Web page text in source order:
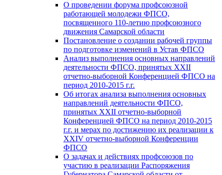
О проведении форума профсоюзной
работающей молодежи ФПСО,
посвященного 110-летию профсоюзного
движения Самарской области
Постановление о создании рабочей группы
по подготовке изменений в Устав ФПСО
Анализ выполнения основных направлений
деятельности ФПСО, принятых XXII
отчетно-выборной Конференцией ФПСО на
период 2010-2015 г.г.
Об итогах анализа выполнения основных
направлений деятельности ФПСО,
принятых XXII отчетно-выборной
Конференцией ФПСО на период 2010-2015
г.г. и мерах по достижению их реализации к
XXIV отчетно-выборной Конференции
ФПСО
О задачах и действиях профсоюзов по
участию в реализации Распоряжения